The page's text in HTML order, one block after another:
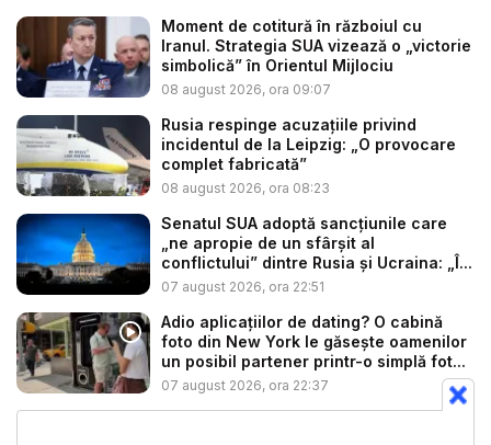
Moment de cotitură în războiul cu
Iranul. Strategia SUA vizează o „victorie
simbolică” în Orientul Mijlociu
08 august 2026, ora 09:07
Rusia respinge acuzațiile privind
incidentul de la Leipzig: „O provocare
complet fabricată”
08 august 2026, ora 08:23
Senatul SUA adoptă sancțiunile care
„ne apropie de un sfârșit al
conflictului” dintre Rusia și Ucraina: „Î...
07 august 2026, ora 22:51
Adio aplicațiilor de dating? O cabină
foto din New York le găsește oamenilor
un posibil partener printr-o simplă fot...
07 august 2026, ora 22:37